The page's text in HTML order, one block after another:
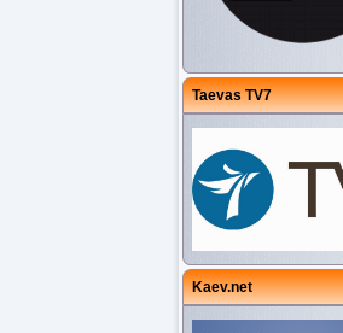
Taevas TV7
Kaev.net